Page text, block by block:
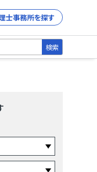
士事務所を探す
検索